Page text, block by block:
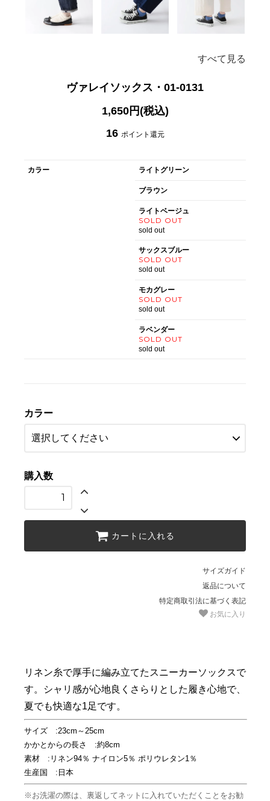
すべて見る
ヴァレイソックス・01-0131
1,650円(税込)
16 ポイント還元
カラー ライトグリーン
ブラウン
ライトベージュ
SOLD OUT
sold out
サックスブルー
SOLD OUT
sold out
モカグレー
SOLD OUT
sold out
ラベンダー
SOLD OUT
sold out
カラー
購入数
カートに入れる
サイズガイド
返品について
特定商取引法に基づく表記
お気に入り
リネン糸で厚手に編み立てたスニーカーソックスで
す。シャリ感が心地良くさらりとした履き心地で、
夏でも快適な1足です。
サイズ :23cm～25cm
かかとからの長さ :約8cm
素材 :リネン94％ ナイロン5％ ポリウレタン1％
生産国 :日本
※お洗濯の際は、裏返してネットに入れていただくことをお勧